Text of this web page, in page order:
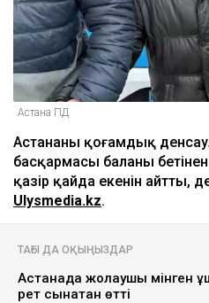
Астана ПД
Астананың қоғамдық
басқармасы баланы
қазір қайда екенін айтты,
Ulysmedia.kz.
ТАҒЫ ДА ОҚЫҢЫЗДАР
Астанада жолаушы мінген
рет сынақтан өтті